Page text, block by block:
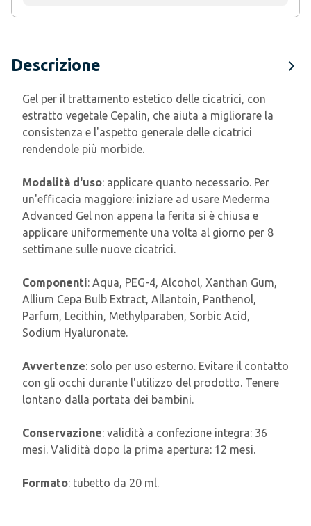
Descrizione
Gel per il trattamento estetico delle cicatrici, con
estratto vegetale Cepalin, che aiuta a migliorare la
consistenza e l'aspetto generale delle cicatrici
rendendole più morbide.
Modalità d'uso: applicare quanto necessario. Per
un'efficacia maggiore: iniziare ad usare Mederma
Advanced Gel non appena la ferita si è chiusa e
applicare uniformemente una volta al giorno per 8
settimane sulle nuove cicatrici.
Componenti: Aqua, PEG-4, Alcohol, Xanthan Gum,
Allium Cepa Bulb Extract, Allantoin, Panthenol,
Parfum, Lecithin, Methylparaben, Sorbic Acid,
Sodium Hyaluronate.
Avvertenze: solo per uso esterno. Evitare il contatto
con gli occhi durante l'utilizzo del prodotto. Tenere
lontano dalla portata dei bambini.
Conservazione: validità a confezione integra: 36
mesi. Validità dopo la prima apertura: 12 mesi.
Formato: tubetto da 20 ml.